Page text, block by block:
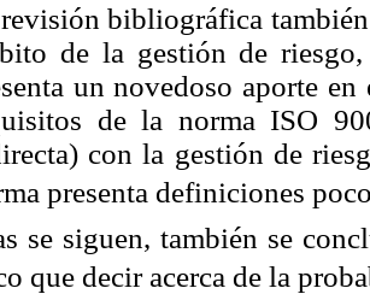
bibliográfica
de la gestión de
un novedoso aporte
de la norma ISO
con la gestión de
presenta definiciones
se siguen, también se
que decir acerca de la